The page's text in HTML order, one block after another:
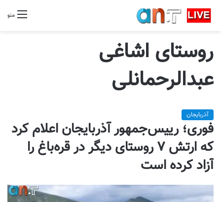
منو
روستای اشاغی
عبدالرحمانلی
آذربایجان
فوری؛ رییس‌جمهور آذربایجان اعلام کرد
که ارتش ۷ روستای دیگر در قره‌باغ را
آزاد کرده است